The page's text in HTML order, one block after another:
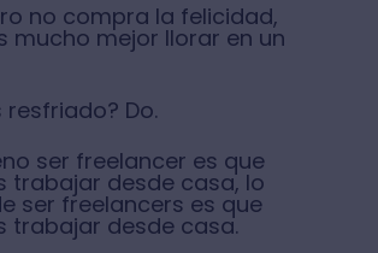
no compra la felicidad,
mucho mejor llorar en un
resfriado? Do.
ser freelancer es que
trabajar desde casa, lo
ser freelancers es que
trabajar desde casa.